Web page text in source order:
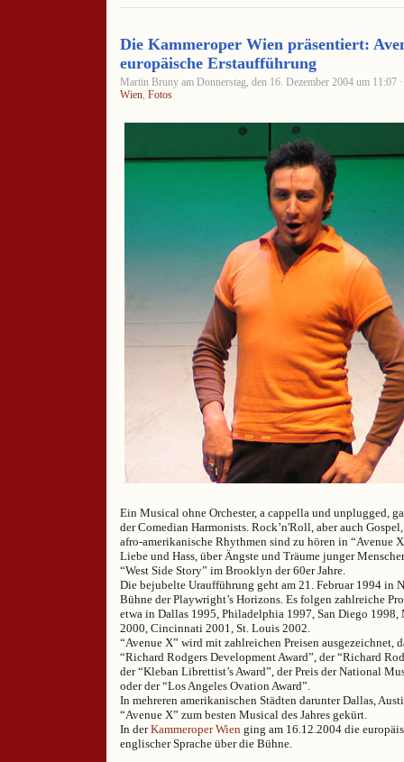
Die Kammeroper Wien präsentiert:
europäische Erstaufführung
Martin Bruny am Donnerstag, den 16. Dezember 2004 um 11:07
Wien Fotos
Ein Musical ohne Orchester, a cappella und unplugged,
der Comedian Harmonists. Rock’n'Roll, aber auch
afro-amerikanische Rhythmen sind zu hören in “Avenue
Liebe und Hass, über Ängste und Träume junger
“West Side Story” im Brooklyn der 60er Jahre.
Die bejubelte Uraufführung geht am 21. Februar 1994 in
Bühne der Playwright’s Horizons. Es folgen zahlreiche
etwa in Dallas 1995, Philadelphia 1997, San Diego
2000, Cincinnati 2001, St. Louis 2002.
“Avenue X” wird mit zahlreichen Preisen ausgezeichnet,
“Richard Rodgers Development Award”, der “Richard
der “Kleban Librettist’s Award”, der Preis der National
oder der “Los Angeles Ovation Award”.
In mehreren amerikanischen Städten darunter Dallas,
“Avenue X” zum besten Musical des Jahres gekürt.
In derKammeroper Wien ging am 16.12.2004 die
englischer Sprache über die Bühne.